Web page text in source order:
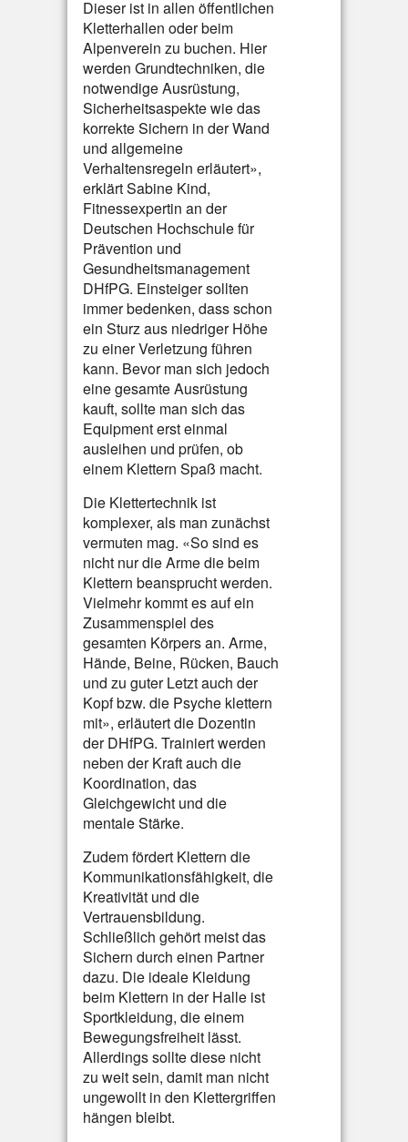
Dieser ist in allen öffentlichen
Kletterhallen oder beim
Alpenverein zu buchen. Hier
werden Grundtechniken, die
notwendige Ausrüstung,
Sicherheitsaspekte wie das
korrekte Sichern in der Wand
und allgemeine
Verhaltensregeln erläutert»,
erklärt Sabine Kind,
Fitnessexpertin an der
Deutschen Hochschule für
Prävention und
Gesundheitsmanagement
DHfPG. Einsteiger sollten
immer bedenken, dass schon
ein Sturz aus niedriger Höhe
zu einer Verletzung führen
kann. Bevor man sich jedoch
eine gesamte Ausrüstung
kauft, sollte man sich das
Equipment erst einmal
ausleihen und prüfen, ob
einem Klettern Spaß macht.
Die Klettertechnik ist
komplexer, als man zunächst
vermuten mag. «So sind es
nicht nur die Arme die beim
Klettern beansprucht werden.
Vielmehr kommt es auf ein
Zusammenspiel des
gesamten Körpers an. Arme,
Hände, Beine, Rücken, Bauch
und zu guter Letzt auch der
Kopf bzw. die Psyche klettern
mit», erläutert die Dozentin
der DHfPG. Trainiert werden
neben der Kraft auch die
Koordination, das
Gleichgewicht und die
mentale Stärke.
Zudem fördert Klettern die
Kommunikationsfähigkeit, die
Kreativität und die
Vertrauensbildung.
Schließlich gehört meist das
Sichern durch einen Partner
dazu. Die ideale Kleidung
beim Klettern in der Halle ist
Sportkleidung, die einem
Bewegungsfreiheit lässt.
Allerdings sollte diese nicht
zu weit sein, damit man nicht
ungewollt in den Klettergriffen
hängen bleibt.